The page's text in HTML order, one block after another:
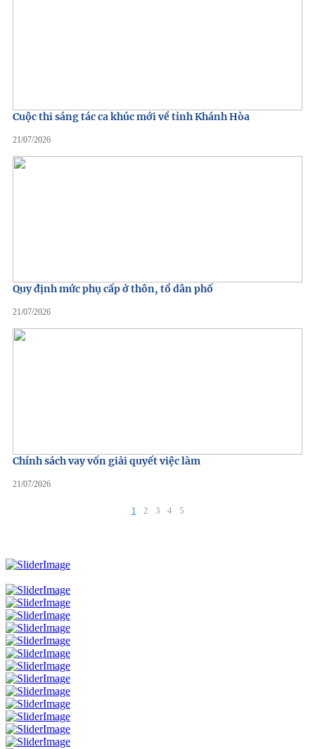
Cuộc thi sáng tác ca khúc mới về tỉnh Khánh Hòa
21/07/2026
Quy định mức phụ cấp ở thôn, tổ dân phố
21/07/2026
Chính sách vay vốn giải quyết việc làm
21/07/2026
1 2 3 4 5